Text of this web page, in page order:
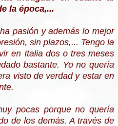
la época,...
pasión y además lo mejor
sin plazos,... Tengo la
en Italia dos o tres meses
bastante. Yo no quería
visto de verdad y estar en
pocas porque no quería
de los demás. A través de